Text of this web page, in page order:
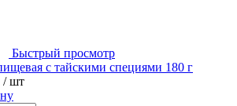
Быстрый просмотр
с тайскими специями 180 г
/ шт